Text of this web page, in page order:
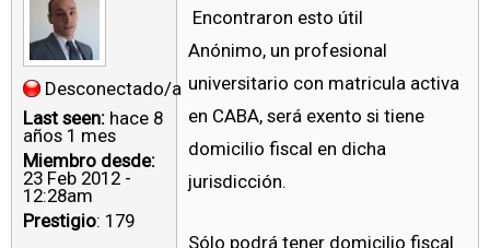
Desconectado/a
Last seen: hace 8
años 1 mes
Miembro desde:
23 Feb 2012 -
12:28am
Prestigio: 179
Encontraron esto útil
Anónimo, un profesional
universitario con matricula activa
en CABA, será exento si tiene
domicilio fiscal en dicha
jurisdicción.
Sólo podrá tener domicilio fiscal